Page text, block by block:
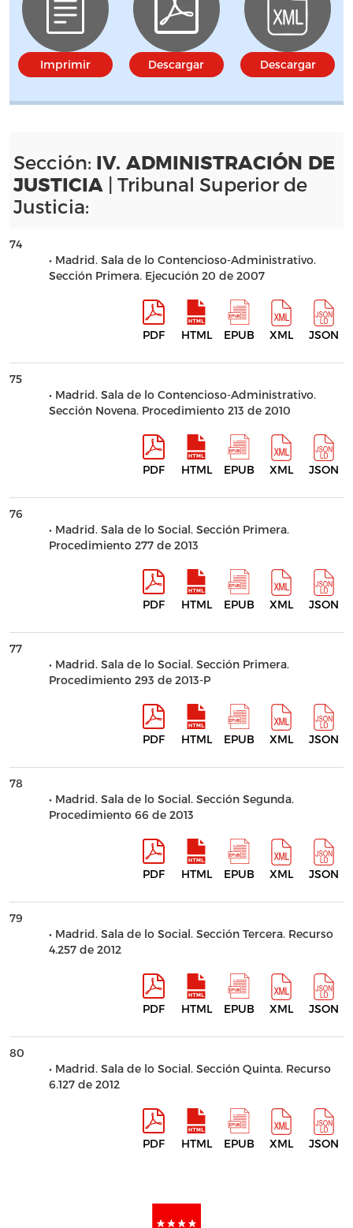
Imprimir Descargar Descargar
Sección:
IV. ADMINISTRACIÓN DE
JUSTICIA | Tribunal Superior de
Justicia:
74
• Madrid. Sala de lo Contencioso-Administrativo.
Sección Primera. Ejecución 20 de 2007
PDF HTML EPUB XML JSON
75
• Madrid. Sala de lo Contencioso-Administrativo.
Sección Novena. Procedimiento 213 de 2010
PDF HTML EPUB XML JSON
76
• Madrid. Sala de lo Social. Sección Primera.
Procedimiento 277 de 2013
PDF HTML EPUB XML JSON
77
• Madrid. Sala de lo Social. Sección Primera.
Procedimiento 293 de 2013-P
PDF HTML EPUB XML JSON
78
• Madrid. Sala de lo Social. Sección Segunda.
Procedimiento 66 de 2013
PDF HTML EPUB XML JSON
79
• Madrid. Sala de lo Social. Sección Tercera. Recurso
4.257 de 2012
PDF HTML EPUB XML JSON
80
• Madrid. Sala de lo Social. Sección Quinta. Recurso
6.127 de 2012
PDF HTML EPUB XML JSON